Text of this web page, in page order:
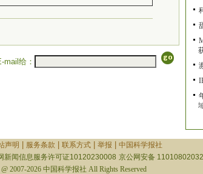
mail给：
声明 服务条款 联系方式| 举报
中国科学报社
新闻信息服务许可证10120230008 京公网安备
2007-2026 中国科学报社 All Rights Reserved